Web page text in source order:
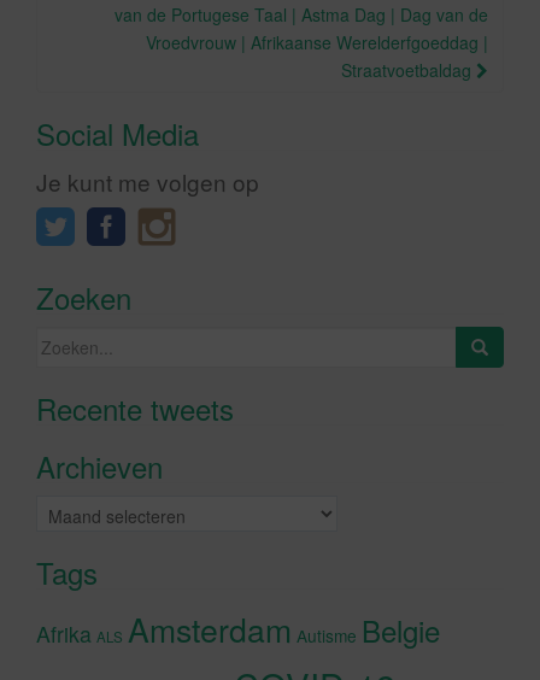
van de Portugese Taal | Astma Dag | Dag van de
Vroedvrouw | Afrikaanse Werelderfgoeddag |
Straatvoetbaldag
Social Media
Je kunt me volgen op
Zoeken
Zoeken
Recente tweetsKlik om marketing cookies te
Archieven
Archieven
Tags
Afrika ALS Amsterdam Autisme Belgie